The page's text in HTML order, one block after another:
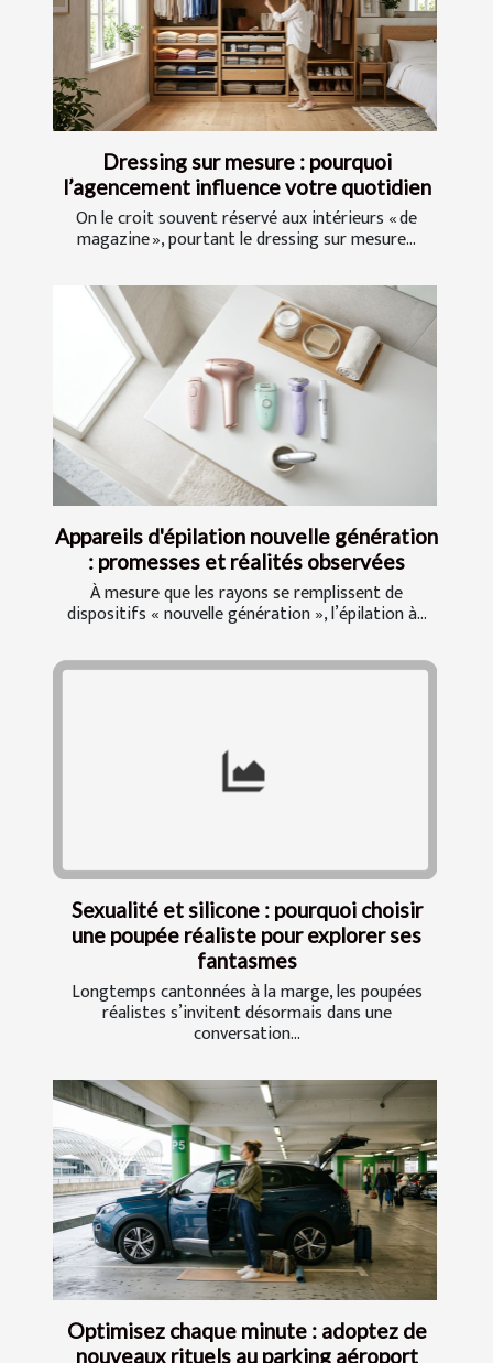
Dressing sur mesure : pourquoi
l’agencement influence votre quotidien
On le croit souvent réservé aux intérieurs « de
magazine », pourtant le dressing sur mesure...
Appareils d'épilation nouvelle génération
: promesses et réalités observées
À mesure que les rayons se remplissent de
dispositifs « nouvelle génération », l’épilation à...
Sexualité et silicone : pourquoi choisir
une poupée réaliste pour explorer ses
fantasmes
Longtemps cantonnées à la marge, les poupées
réalistes s’invitent désormais dans une
conversation...
Optimisez chaque minute : adoptez de
nouveaux rituels au parking aéroport